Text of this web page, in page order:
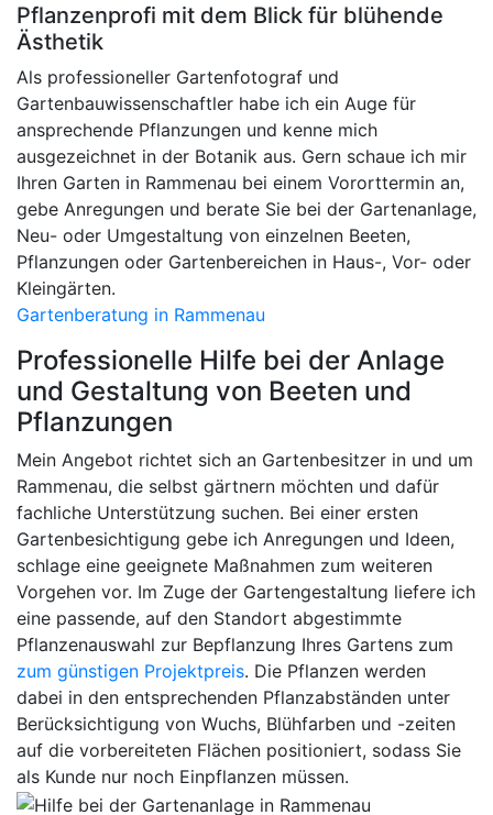
Pflanzenprofi mit dem Blick für blühende
Ästhetik
Als professioneller Gartenfotograf und
Gartenbauwissenschaftler habe ich ein Auge für
ansprechende Pflanzungen und kenne mich
ausgezeichnet in der Botanik aus. Gern schaue ich mir
Ihren Garten in Rammenau bei einem Vororttermin an,
gebe Anregungen und berate Sie bei der Gartenanlage,
Neu- oder Umgestaltung von einzelnen Beeten,
Pflanzungen oder Gartenbereichen in Haus-, Vor- oder
Kleingärten.
Gartenberatung in Rammenau
Professionelle Hilfe bei der Anlage
und Gestaltung von Beeten und
Pflanzungen
Mein Angebot richtet sich an Gartenbesitzer in und um
Rammenau, die selbst gärtnern möchten und dafür
fachliche Unterstützung suchen. Bei einer ersten
Gartenbesichtigung gebe ich Anregungen und Ideen,
schlage eine geeignete Maßnahmen zum weiteren
Vorgehen vor. Im Zuge der Gartengestaltung liefere ich
eine passende, auf den Standort abgestimmte
Pflanzenauswahl zur Bepflanzung Ihres Gartens zum
zum günstigen Projektpreis. Die Pflanzen werden
dabei in den entsprechenden Pflanzabständen unter
Berücksichtigung von Wuchs, Blühfarben und -zeiten
auf die vorbereiteten Flächen positioniert, sodass Sie
als Kunde nur noch Einpflanzen müssen.